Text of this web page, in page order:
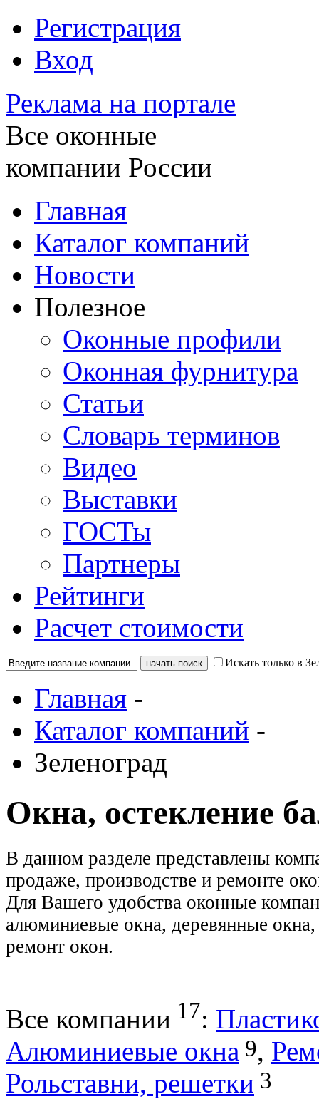
Регистрация
Вход
Реклама на портале
Все оконные
компании России
Главная
Каталог компаний
Новости
Полезное
Оконные профили
Оконная фурнитура
Статьи
Словарь терминов
Видео
Выставки
ГОСТы
Партнеры
Рейтинги
Расчет стоимости
Искать только в
Главная -
Каталог компаний -
Зеленоград
Окна, остекление
В данном разделе представлены
продаже, производстве и ремонте
Для Вашего удобства оконные
алюминиевые окна, деревянные
ремонт окон.
Все компании 17:
Алюминиевые окна 9,
Рольставни, решетки 3